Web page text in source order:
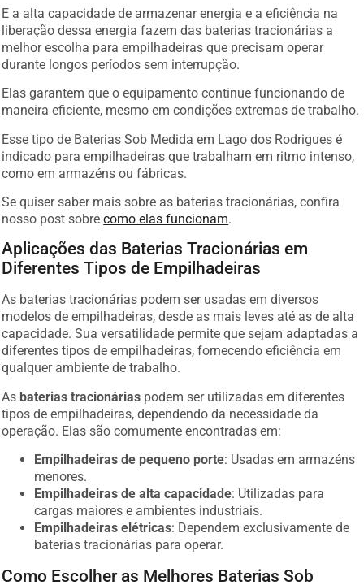
E a alta capacidade de armazenar energia e a eficiência na
liberação dessa energia fazem das baterias tracionárias a
melhor escolha para empilhadeiras que precisam operar
durante longos períodos sem interrupção.
Elas garantem que o equipamento continue funcionando de
maneira eficiente, mesmo em condições extremas de trabalho.
Esse tipo de Baterias Sob Medida em Lago dos Rodrigues é
indicado para empilhadeiras que trabalham em ritmo intenso,
como em armazéns ou fábricas.
Se quiser saber mais sobre as baterias tracionárias, confira
nosso post sobrecomo elas funcionam
Aplicações das Baterias Tracionárias em
Diferentes Tipos de Empilhadeiras
As baterias tracionárias podem ser usadas em diversos
modelos de empilhadeiras, desde as mais leves até as de alta
capacidade. Sua versatilidade permite que sejam adaptadas a
diferentes tipos de empilhadeiras, fornecendo eficiência em
qualquer ambiente de trabalho.
As baterias tracionárias podem ser utilizadas em diferentes
tipos de empilhadeiras, dependendo da necessidade da
operação. Elas são comumente encontradas em:
Empilhadeiras de pequeno porte: Usadas em armazéns
menores.
Empilhadeiras de alta capacidade: Utilizadas para
cargas maiores e ambientes industriais.
Empilhadeiras elétricas: Dependem exclusivamente de
baterias tracionárias para operar.
Como Escolher as Melhores Baterias Sob